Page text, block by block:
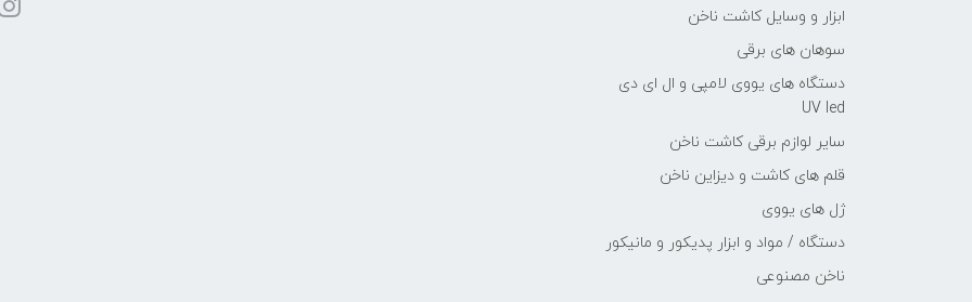
ابزار و وسایل کاشت ناخن
سوهان های برقی
دستگاه های یووی لامپی و ال ای دی
UV led
سایر لوازم برقی کاشت ناخن
قلم های کاشت و دیزاین ناخن
ژل های یووی
دستگاه / مواد و ابزار پدیکور و مانیکور
ناخن مصنوعی